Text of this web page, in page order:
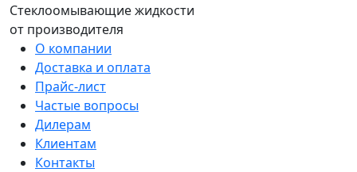
Стеклоомывающие жидкости
от производителя
О компании
Доставка и оплата
Прайс-лист
Частые вопросы
Дилерам
Клиентам
Контакты